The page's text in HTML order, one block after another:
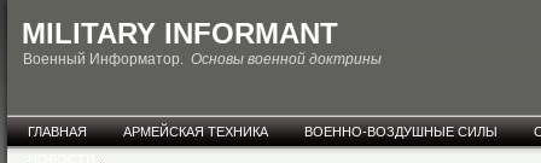
MILITARY INFORMANT
Военный Информатор. Основы военной доктрины
ГЛАВНАЯ АРМЕЙСКАЯ ТЕХНИКА ВОЕННО-ВОЗДУШНЫЕ СИЛЫ